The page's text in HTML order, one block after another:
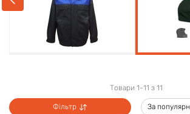
Товари 1-11 з 11
Фільтр За